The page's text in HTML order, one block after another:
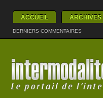
ACCUEIL ARCHIVES
DERNIERS COMMENTAIRES